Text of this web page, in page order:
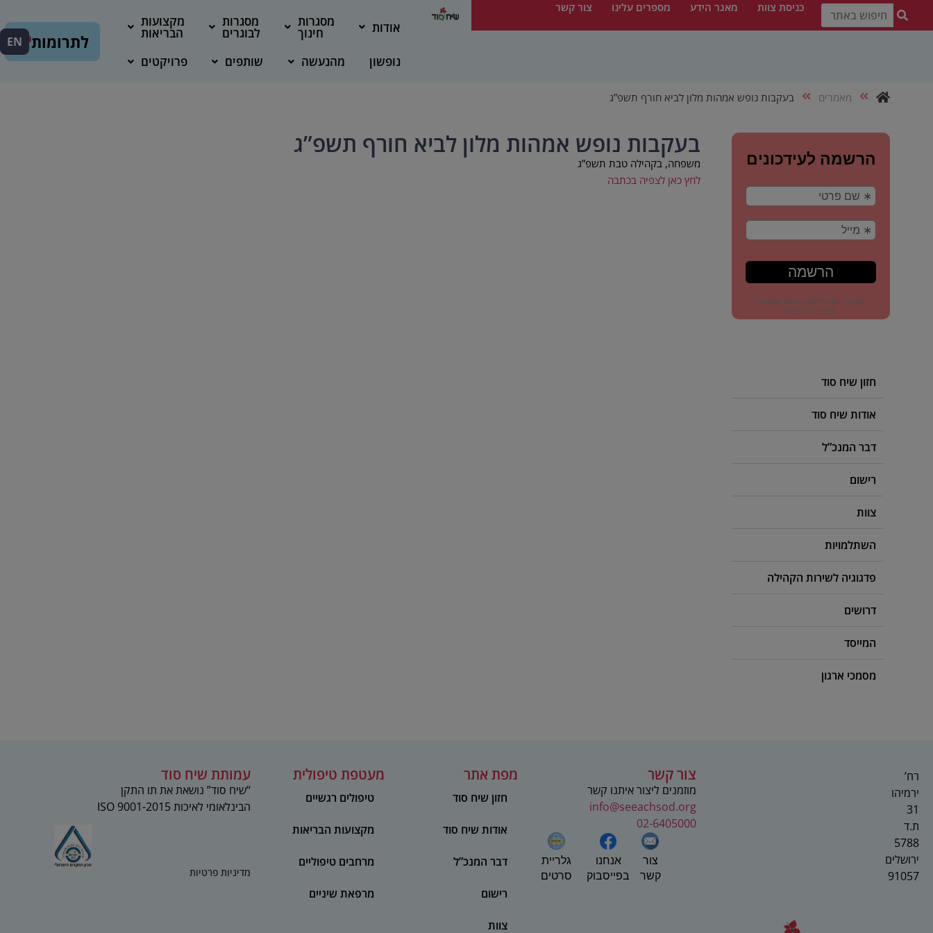
כניסת צוות מאגר הידע מספרים עלינו צור קשר
אודות מסגרות
חינוך
מסגרות
לבוגרים
מקצועות
הבריאות
נופשון
מהנעשה שותפים פרויקטים
לתרומות EN
מאמרים בעקבות נופש אמהות מלון לביא חורף תשפ”ג
חזון שיח סוד
אודות שיח סוד
דבר המנכ”ל
רישום
צוות
השתלמויות
פדגוגיה לשירות הקהילה
דרושים
המייסד
מסמכי ארגון
בעקבות נופש אמהות מלון לביא חורף תשפ”ג
משפחה, בקהילה טבת תשפ”ג
לחץ כאן לצפיה בכתבה
רח’
ירמיהו
31
ת.ד
5788
ירושלים
91057
צור קשר
מוזמנים ליצור איתנו קשר
info@seeachsod.org
02-6405000
גלריית
סרטים
אנחנו
בפייסבוק
צור
קשר
מפת אתר
חזון שיח סוד
אודות שיח סוד
דבר המנכ”ל
רישום
צוות
מעטפת טיפולית
טיפולים רגשיים
מקצועות הבריאות
מרחבים טיפוליים
מרפאת שיניים
עמותת שיח סוד
“שיח סוד” נושאת את תו התקן
הבינלאומי לאיכות 2015-ISO 9001
מדיניות פרטיות